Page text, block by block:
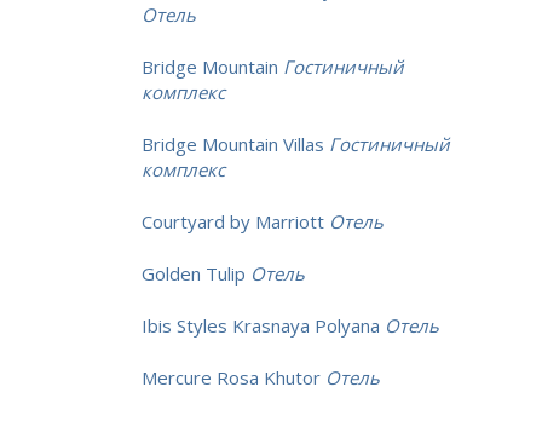
Отель
Bridge Mountain Гостиничный
комплекс
Bridge Mountain Villas Гостиничный
комплекс
Courtyard by Marriott Отель
Golden Tulip Отель
Ibis Styles Krasnaya Polyana Отель
Mercure Rosa Khutor Отель